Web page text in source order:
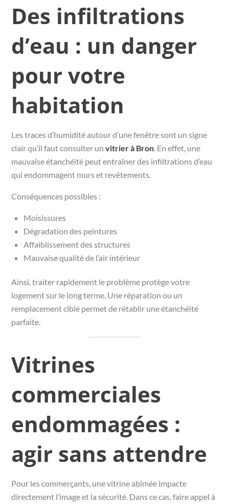
Des infiltrations
d’eau : un danger
pour votre
habitation
Les traces d’humidité autour d’une fenêtre sont un signe
clair qu’il faut consulter unvitrier à Bron. En effet, une
mauvaise étanchéité peut entraîner des infiltrations d’eau
qui endommagent murs et revêtements.
Conséquences possibles :
Moisissures
Dégradation des peintures
Affaiblissement des structures
Mauvaise qualité de l’air intérieur
Ainsi, traiter rapidement le problème protège votre
logement sur le long terme. Une réparation ou un
remplacement ciblé permet de rétablir une étanchéité
parfaite.
Vitrines
commerciales
endommagées :
agir sans attendre
Pour les commerçants, une vitrine abîmée impacte
directement l’image et la sécurité. Dans ce cas, faire appel à